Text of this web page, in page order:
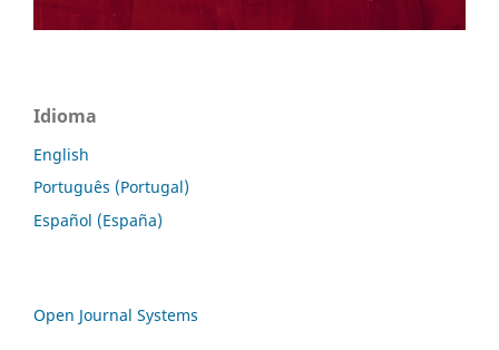
Idioma
English
Português (Portugal)
Español (España)
Open Journal Systems